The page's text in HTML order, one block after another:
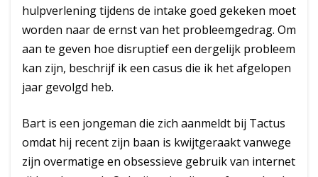
hulpverlening tijdens de intake goed gekeken moet
worden naar de ernst van het probleemgedrag. Om
aan te geven hoe disruptief een dergelijk probleem
kan zijn, beschrijf ik een casus die ik het afgelopen
jaar gevolgd heb.
Bart is een jongeman die zich aanmeldt bij Tactus
omdat hij recent zijn baan is kwijtgeraakt vanwege
zijn overmatige en obsessieve gebruik van internet